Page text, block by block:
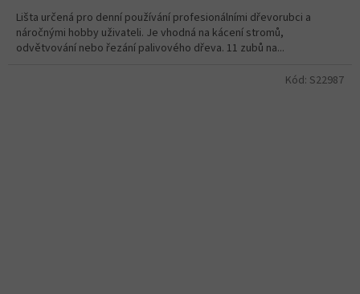
Lišta určená pro denní používání profesionálními dřevorubci a
náročnými hobby uživateli. Je vhodná na kácení stromů,
odvětvování nebo řezání palivového dřeva. 11 zubů na...
Kód: S22987